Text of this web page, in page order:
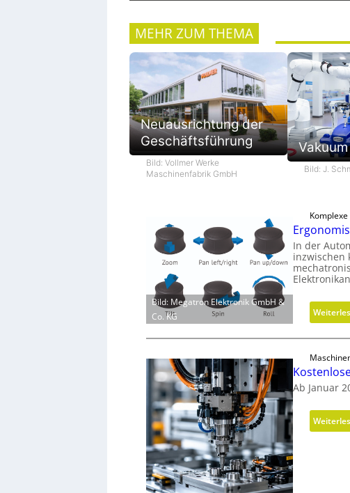
MEHR ZUM THEMA
Neuausrichtung der
Geschäftsführung
Bild: Vollmer Werke
Maschinenfabrik GmbH
Bild: J.
Bild: Megatron Elektronik GmbH &
Co. KG
In der
inzwischen
Ab Januar